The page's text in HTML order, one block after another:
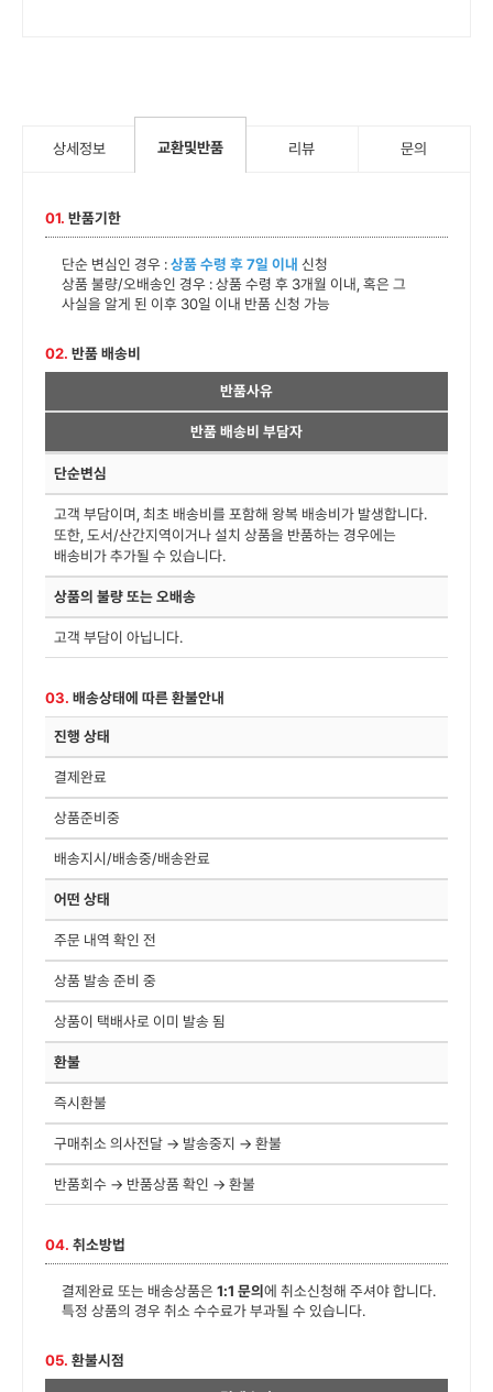
상세정보 교환및반품 리뷰 문의
01. 반품기한
단순 변심인 경우 :상품 수령 후 7일 이내 신청
상품 불량/오배송인 경우 : 상품 수령 후 3개월 이내, 혹은 그
사실을 알게 된 이후 30일 이내 반품 신청 가능
02. 반품 배송비
반품사유
반품 배송비 부담자
단순변심
고객 부담이며, 최초 배송비를 포함해 왕복 배송비가 발생합니다.
또한, 도서/산간지역이거나 설치 상품을 반품하는 경우에는
배송비가 추가될 수 있습니다.
상품의 불량 또는 오배송
고객 부담이 아닙니다.
03. 배송상태에 따른 환불안내
진행 상태
결제완료
상품준비중
배송지시/배송중/배송완료
어떤 상태
주문 내역 확인 전
상품 발송 준비 중
상품이 택배사로 이미 발송 됨
환불
즉시환불
구매취소 의사전달 → 발송중지 → 환불
반품회수 → 반품상품 확인 → 환불
04. 취소방법
결제완료 또는 배송상품은 1:1 문의에 취소신청해 주셔야 합니다.
특정 상품의 경우 취소 수수료가 부과될 수 있습니다.
05. 환불시점